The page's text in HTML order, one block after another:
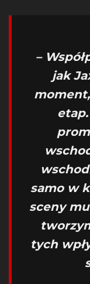
–
jak
samo w
sceny
tych